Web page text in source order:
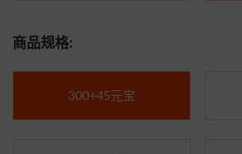
商品规格:
300+45元宝